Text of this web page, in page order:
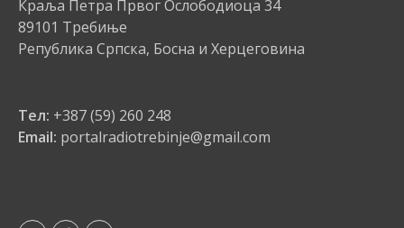
Краља Петра Првог Ослободиоца 34
89101 Требиње
Република Српска, Босна и Херцеговина
Тел: +387 (59) 260 248
Email: portalradiotrebinje@gmail.com